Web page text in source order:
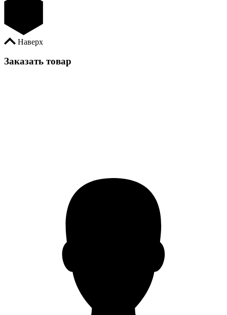
Наверх
Заказать товар